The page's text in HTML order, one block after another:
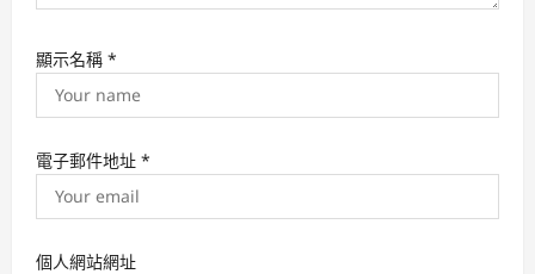
顯示名稱 *
電子郵件地址 *
個人網站網址